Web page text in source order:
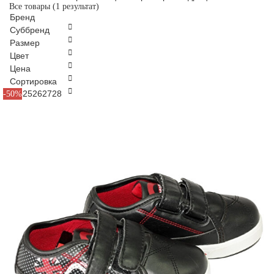
Все товары (1 результат)
Бренд
Суббренд
Размер
Цвет
Цена
Сортировка
-50%
222325262728